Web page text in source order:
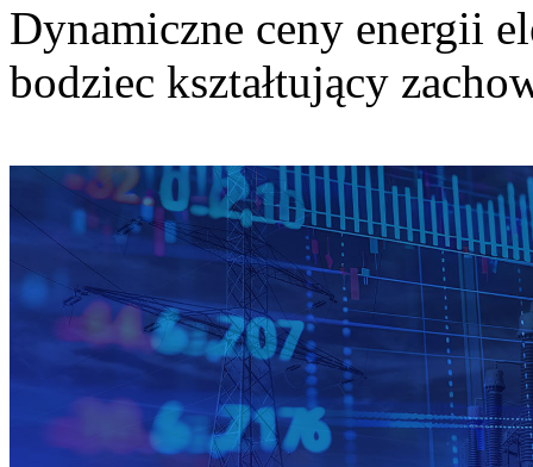
Dynamiczne ceny energii
bodziec kształtujący